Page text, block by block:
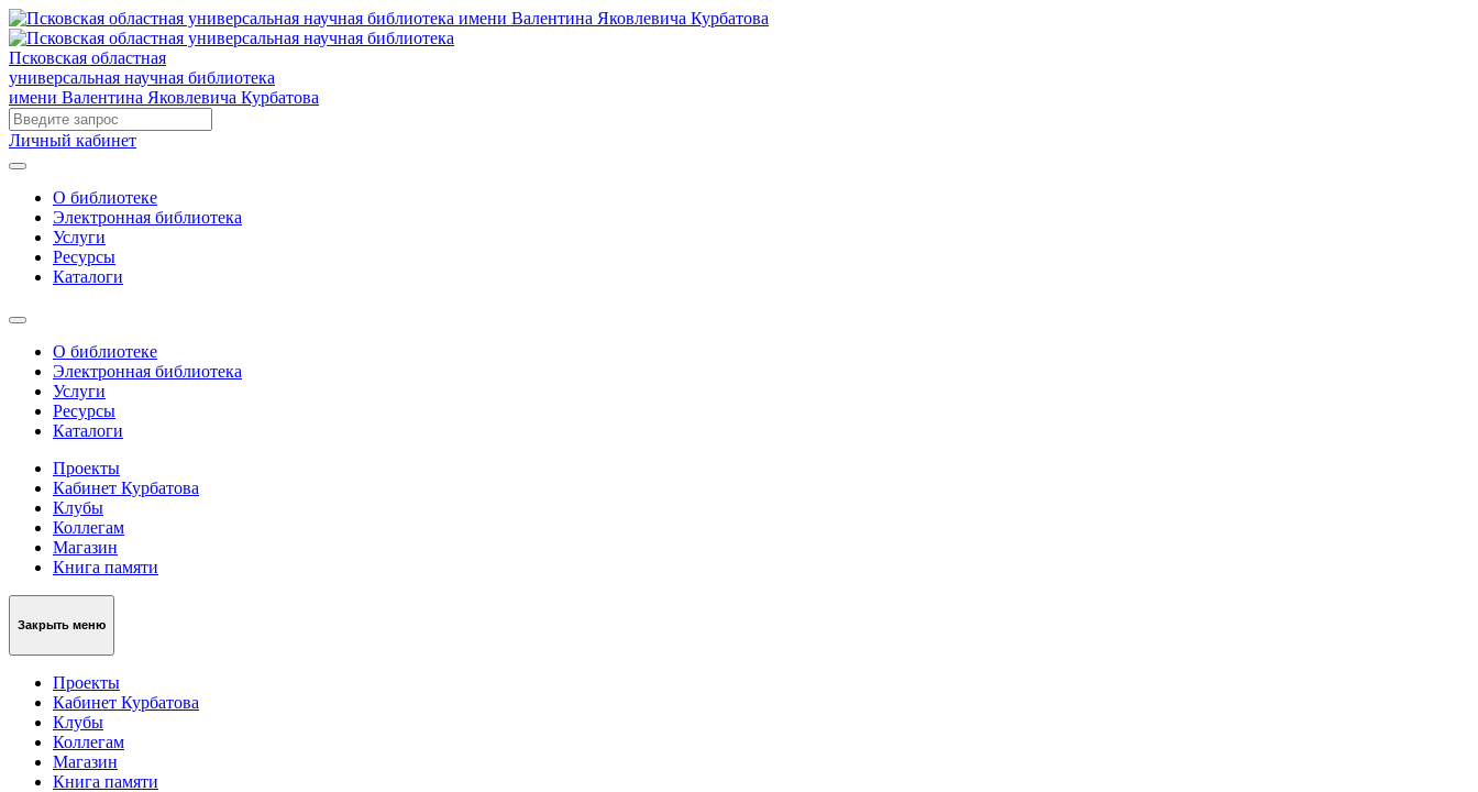
Псковская областная
универсальная научная библиотека
имени Валентина Яковлевича Курбатова
Личный кабинет
О библиотеке
Электронная библиотека
Услуги
Ресурсы
Каталоги
О библиотеке
Электронная библиотека
Услуги
Ресурсы
Каталоги
Проекты
Кабинет Курбатова
Клубы
Коллегам
Магазин
Книга памяти
Закрыть меню
Проекты
Кабинет Курбатова
Клубы
Коллегам
Магазин
Книга памяти